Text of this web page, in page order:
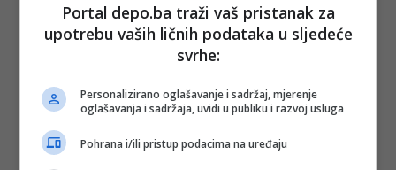
Portal depo.ba traži vaš pristanak za
upotrebu vaših ličnih podataka u sljedeće
svrhe:
Personalizirano oglašavanje i sadržaj, mjerenje
oglašavanja i sadržaja, uvidi u publiku i razvoj usluga
Pohrana i/ili pristup podacima na uređaju